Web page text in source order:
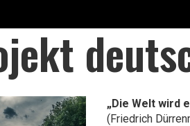
„Die Welt wird
(Friedrich